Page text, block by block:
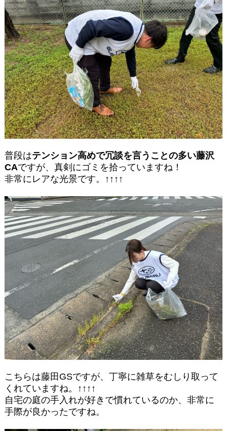
普段はテンション高めで冗談を言うことの多い藤沢
CAですが、真剣にゴミを拾っていますね！
非常にレアな光景です。↑↑↑↑
こちらは藤田GSですが、丁寧に雑草をむしり取って
くれていますね。↑↑↑↑
自宅の庭の手入れが好きで慣れているのか、非常に
手際が良かったですね。